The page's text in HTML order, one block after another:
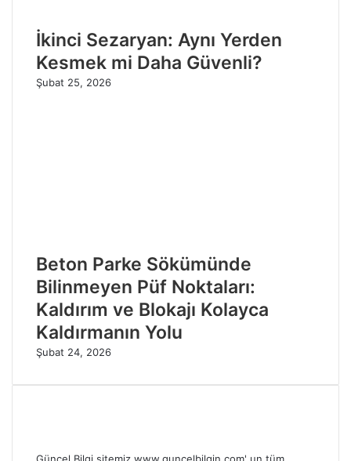
İkinci Sezaryan: Aynı Yerden
Kesmek mi Daha Güvenli?
Şubat 25, 2026
Beton Parke Sökümünde
Bilinmeyen Püf Noktaları:
Kaldırım ve Blokajı Kolayca
Kaldırmanın Yolu
Şubat 24, 2026